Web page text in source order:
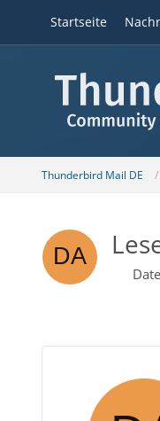
Startseite
Thunderbird Mail DE
Date